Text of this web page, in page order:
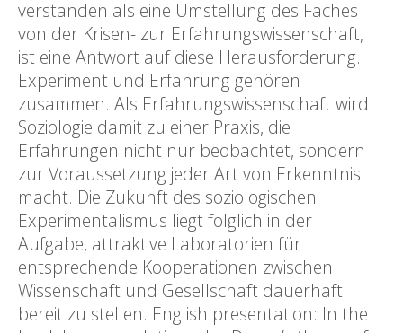
verstanden als eine Umstellung des Faches
von der Krisen- zur Erfahrungswissenschaft,
ist eine Antwort auf diese Herausforderung.
Experiment und Erfahrung gehören
zusammen. Als Erfahrungswissenschaft wird
Soziologie damit zu einer Praxis, die
Erfahrungen nicht nur beobachtet, sondern
zur Voraussetzung jeder Art von Erkenntnis
macht. Die Zukunft des soziologischen
Experimentalismus liegt folglich in der
Aufgabe, attraktive Laboratorien für
entsprechende Kooperationen zwischen
Wissenschaft und Gesellschaft dauerhaft
bereit zu stellen. English presentation: In the